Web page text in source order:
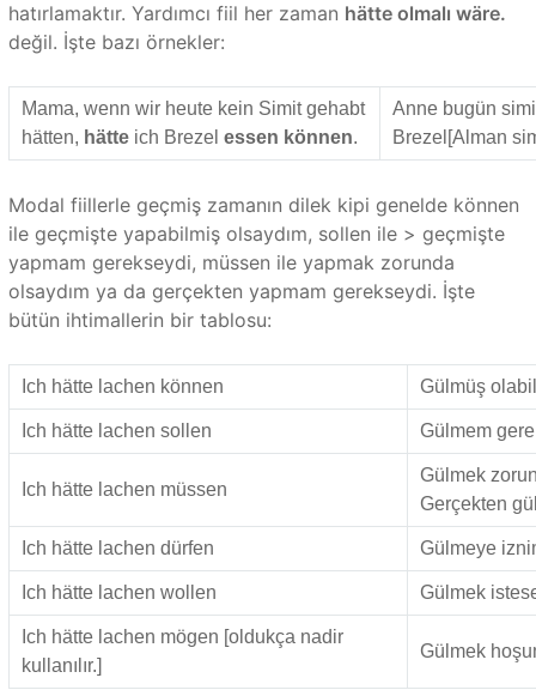
hatırlamaktır. Yardımcı fiil her zaman hätte olmalı wäre.
değil. İşte bazı örnekler:
Mama, wenn wir heute kein Simit gehabt
hätten, hätte ich Brezel essen können.
Anne bugün
Brezel[Alman
Modal fiillerle geçmiş zamanın dilek kipi genelde können
ile geçmişte yapabilmiş olsaydım, sollen ile > geçmişte
yapmam gerekseydi, müssen ile yapmak zorunda
olsaydım ya da gerçekten yapmam gerekseydi. İşte
bütün ihtimallerin bir tablosu:
Ich hätte lachen können Gülmüş
Ich hätte lachen sollen Gülmem
Ich hätte lachen müssen
Gülmek
Gerçekten
Ich hätte lachen dürfen Gülmeye
Ich hätte lachen wollen Gülmek
Ich hätte lachen mögen [oldukça nadir
kullanılır.]
Gülmek